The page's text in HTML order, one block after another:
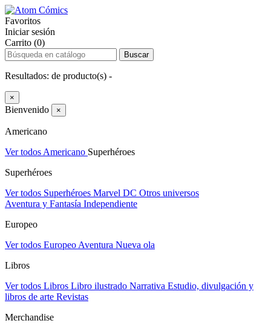
Favoritos
Iniciar sesión
Carrito (0)
Buscar
Resultados: de producto(s) -
×
Bienvenido ×
Americano
Ver todos Americano Superhéroes
Superhéroes
Ver todos Superhéroes Marvel DC Otros universos
Aventura y Fantasía Independiente
Europeo
Ver todos Europeo Aventura Nueva ola
Libros
Ver todos Libros Libro ilustrado Narrativa Estudio, divulgación y
libros de arte Revistas
Merchandise